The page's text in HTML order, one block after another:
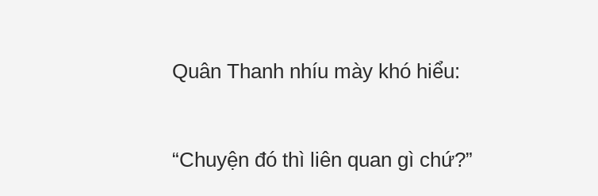
Quân Thanh nhíu mày khó hiểu:
“Chuyện đó thì liên quan gì chứ?”